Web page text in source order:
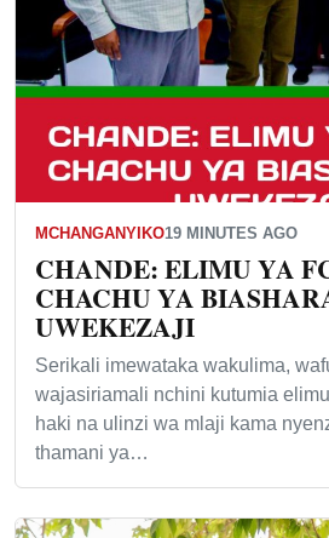
MCHANGANYIKO19 MINUTES AGO
CHANDE: ELIMU YA
CHACHU YA
UWEKEZAJI
Serikali imewataka wakulima,
wajasiriamali nchini kutumia
haki na ulinzi wa mlaji kama
thamani ya…